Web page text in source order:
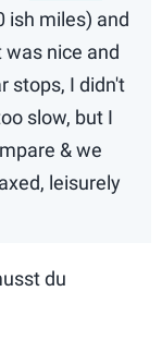
ish miles) and
was nice and
stops, I didn't
slow, but I
& we
leisurely
du